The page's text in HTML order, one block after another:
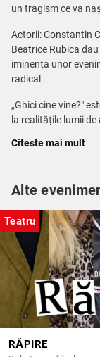
un tragism ce va
Actorii: Constantin
Beatrice Rubica
iminența unor
radical .
„Ghici cine vine?"
la realitățile lumii de
Vă așteptăm la un
Citeste mai mult
Alte
Teatru
RĂPIRE